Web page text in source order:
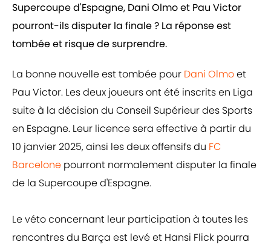
Supercoupe d'Espagne, Dani Olmo et Pau Victor
pourront-ils disputer la finale ? La réponse est
tombée et risque de surprendre.
La bonne nouvelle est tombée pour Dani Olmoet
Pau Victor. Les deux joueurs ont été inscrits en Liga
suite à la décision du Conseil Supérieur des Sports
en Espagne. Leur licence sera effective à partir du
10 janvier 2025, ainsi les deux offensifs du FC
Barcelone pourront normalement disputer la finale
de la Supercoupe d'Espagne.
Le véto concernant leur participation à toutes les
rencontres du Barça est levé et Hansi Flick pourra